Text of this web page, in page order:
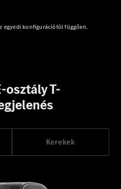
egyedi konfigurációtól függően.
osztály T-
Kerekek